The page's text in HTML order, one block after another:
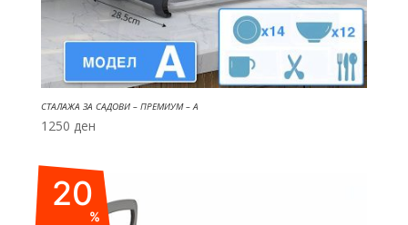
СТАЛАЖА ЗА САДОВИ – ПРЕМИУМ – А
1250 ден
20
%